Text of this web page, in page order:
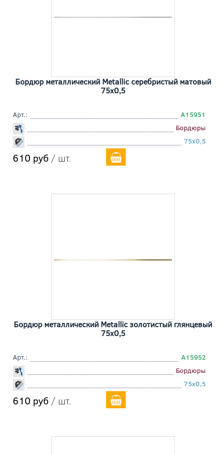
Бордюр металлический Metallic серебристый матовый
75x0,5
Арт.:
A15951
Бордюры
75x0,5
610 руб / шт.
Бордюр металлический Metallic золотистый глянцевый
75x0,5
Арт.:
A15952
Бордюры
75x0,5
610 руб / шт.